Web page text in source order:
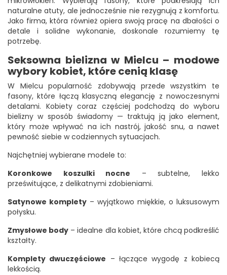
naturalne atuty, ale jednocześnie nie rezygnują z komfortu.
Jako firma, która również opiera swoją pracę na dbałości o
detale i solidne wykonanie, doskonale rozumiemy tę
potrzebę.
Seksowna bielizna w Mielcu – modowe
wybory kobiet, które cenią klasę
W Mielcu popularność zdobywają przede wszystkim te
fasony, które łączą klasyczną elegancję z nowoczesnymi
detalami. Kobiety coraz częściej podchodzą do wyboru
bielizny w sposób świadomy — traktują ją jako element,
który może wpływać na ich nastrój, jakość snu, a nawet
pewność siebie w codziennych sytuacjach.
Najchętniej wybierane modele to:
Koronkowe koszulki nocne – subtelne, lekko
prześwitujące, z delikatnymi zdobieniami.
Satynowe komplety – wyjątkowo miękkie, o luksusowym
połysku.
Zmysłowe body – idealne dla kobiet, które chcą podkreślić
kształty.
Komplety dwuczęściowe – łączące wygodę z kobiecą
lekkością.